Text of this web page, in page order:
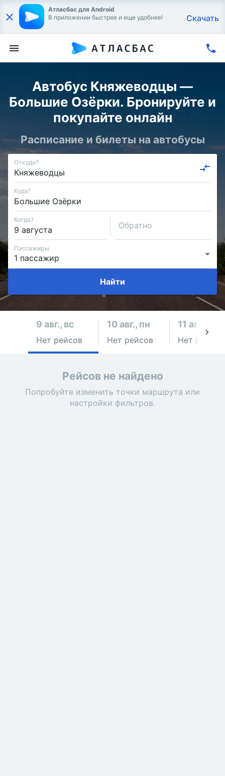
Атласбас для Android
В приложении быстрее и еще удобнее!
Скачать
Автобус Княжеводцы —
Большие Озёрки. Бронируйте и
покупайте онлайн
Расписание и билеты на автобусы
Откуда?
Куда?
Когда?
Обратно
Пассажиры
Найти
9 авг., вс
Нет рейсов
10 авг., пн
Нет рейсов
11 авг., вт
Нет рейсов
Рейсов не найдено
Попробуйте изменить точки маршрута или
настройки фильтров.